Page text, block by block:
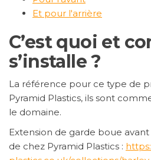
Et pour l'arrière
C’est quoi et
s’installe ?
La référence pour ce type de
Pyramid Plastics, ils sont
le domaine.
Extension de garde boue
de chez Pyramid Plastics :